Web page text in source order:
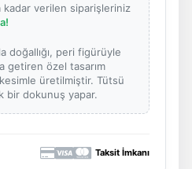
kadar verilen siparişleriniz
doğallığı, peri figürüyle
getiren özel tasarım
üretilmiştir. Tütsü
bir dokunuş yapar.
Taksit İmkanı